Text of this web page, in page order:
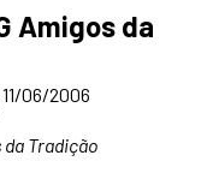
Amigos da
06/2006
da Tradição